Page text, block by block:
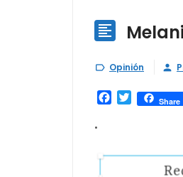

 Opinión 
Facebook
TwitterShare
•